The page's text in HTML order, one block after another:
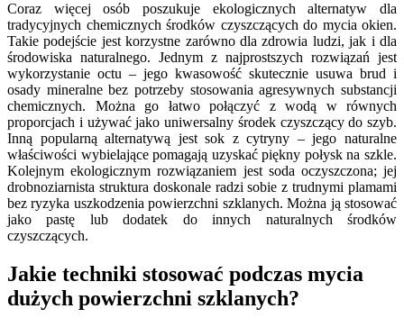
Coraz więcej osób poszukuje ekologicznych alternatyw dla
tradycyjnych chemicznych środków czyszczących do mycia okien.
Takie podejście jest korzystne zarówno dla zdrowia ludzi, jak i dla
środowiska naturalnego. Jednym z najprostszych rozwiązań jest
wykorzystanie octu – jego kwasowość skutecznie usuwa brud i
osady mineralne bez potrzeby stosowania agresywnych substancji
chemicznych. Można go łatwo połączyć z wodą w równych
proporcjach i używać jako uniwersalny środek czyszczący do szyb.
Inną popularną alternatywą jest sok z cytryny – jego naturalne
właściwości wybielające pomagają uzyskać piękny połysk na szkle.
Kolejnym ekologicznym rozwiązaniem jest soda oczyszczona; jej
drobnoziarnista struktura doskonale radzi sobie z trudnymi plamami
bez ryzyka uszkodzenia powierzchni szklanych. Można ją stosować
jako pastę lub dodatek do innych naturalnych środków
czyszczących.
Jakie techniki stosować podczas mycia
dużych powierzchni szklanych?